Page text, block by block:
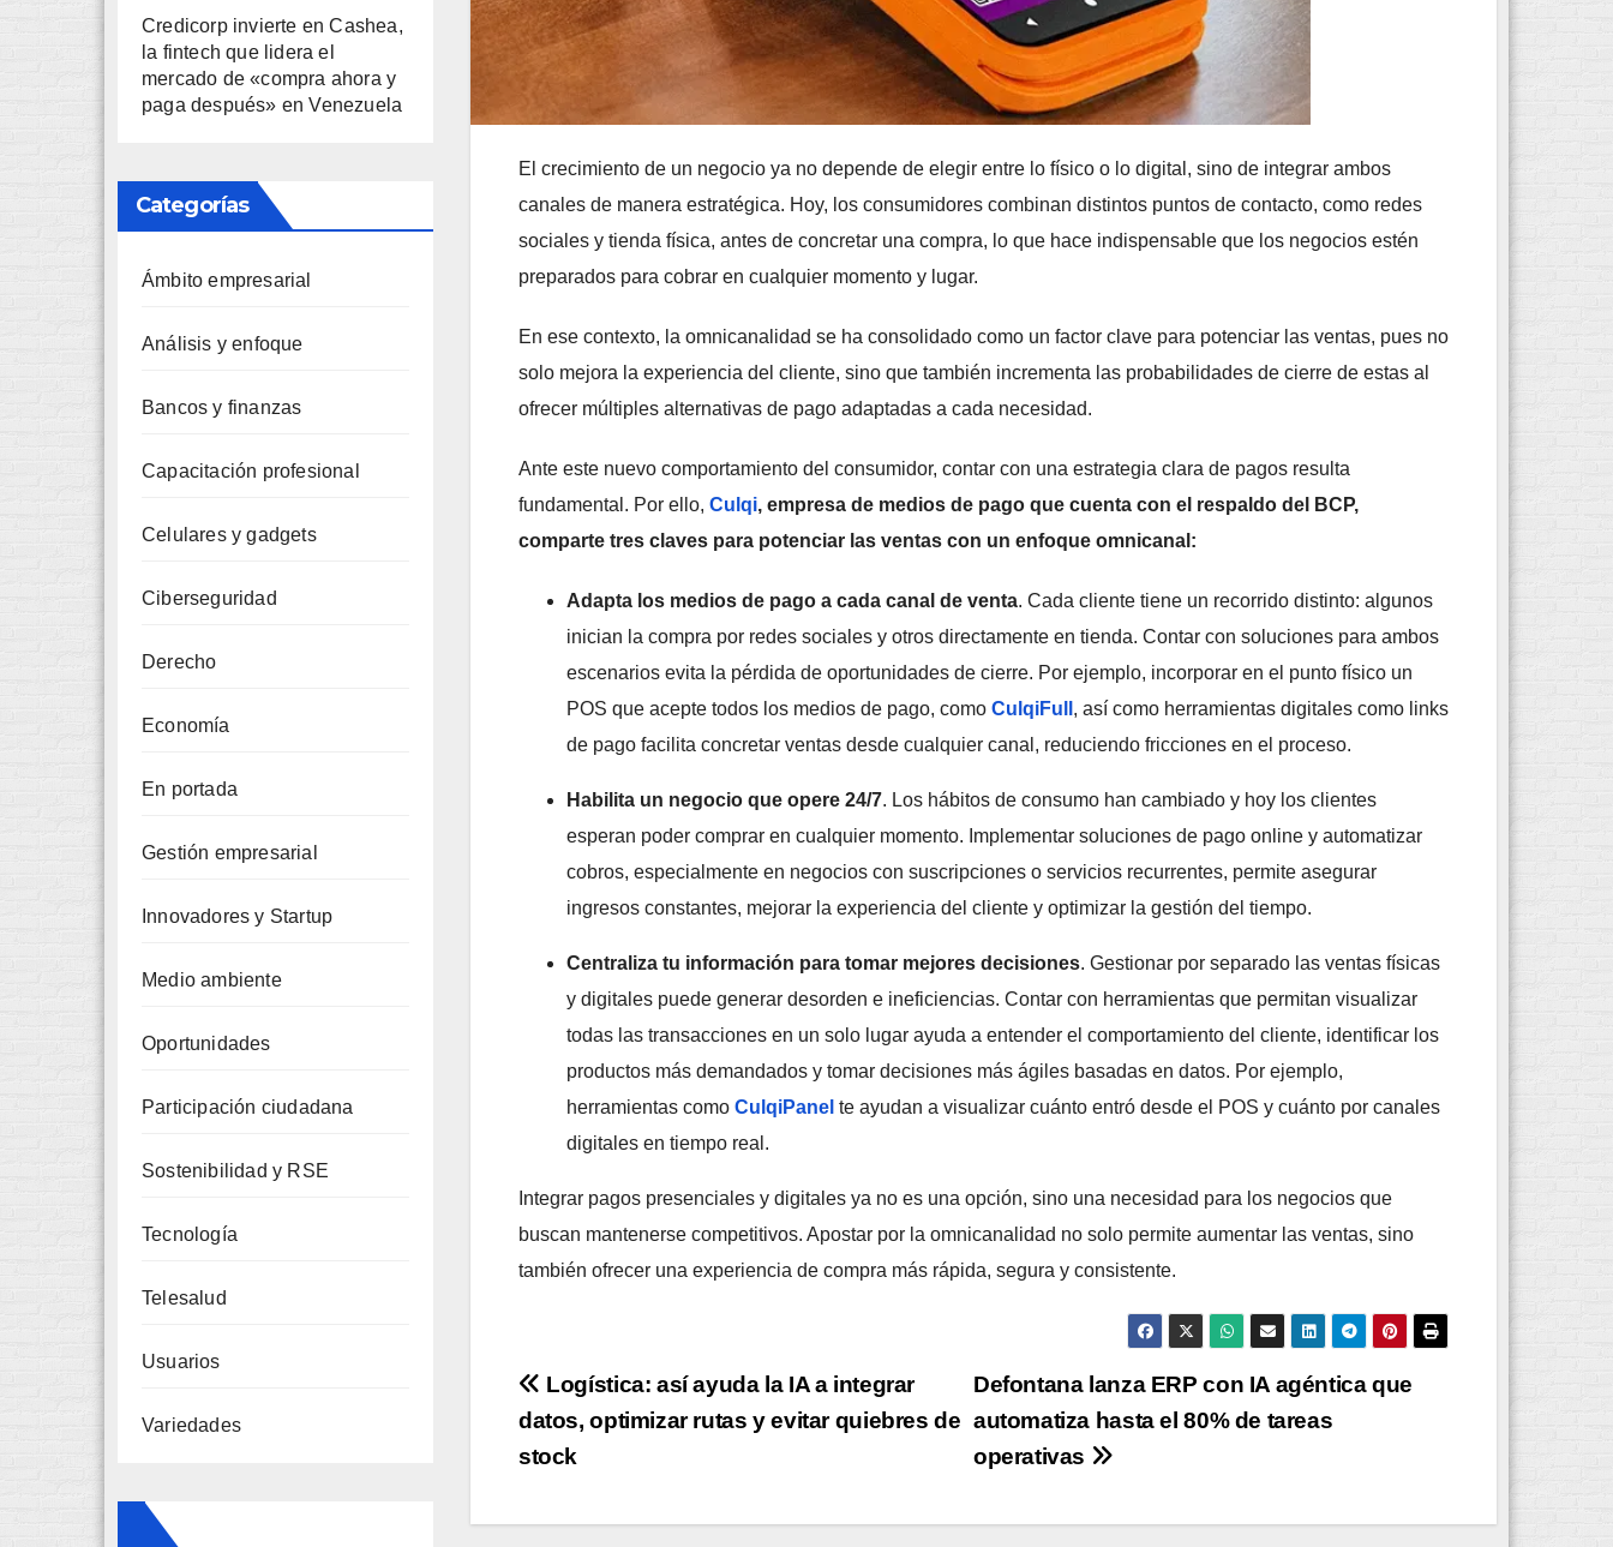
Credicorp invierte en Cashea,
la fintech que lidera el
mercado de «compra ahora y
paga después» en Venezuela
Categorías
Ámbito empresarial
Análisis y enfoque
Bancos y finanzas
Capacitación profesional
Celulares y gadgets
Ciberseguridad
Derecho
Economía
En portada
Gestión empresarial
Innovadores y Startup
Medio ambiente
Oportunidades
Participación ciudadana
Sostenibilidad y RSE
Tecnología
Telesalud
Usuarios
Variedades
El crecimiento de un negocio ya no depende de elegir entre lo físico o lo digital, sino de integrar ambos
canales de manera estratégica. Hoy, los consumidores combinan distintos puntos de contacto, como redes
sociales y tienda física, antes de concretar una compra, lo que hace indispensable que los negocios estén
preparados para cobrar en cualquier momento y lugar.
En ese contexto, la omnicanalidad se ha consolidado como un factor clave para potenciar las ventas, pues no
solo mejora la experiencia del cliente, sino que también incrementa las probabilidades de cierre de estas al
ofrecer múltiples alternativas de pago adaptadas a cada necesidad.
Ante este nuevo comportamiento del consumidor, contar con una estrategia clara de pagos resulta
fundamental. Por ello, Culqi, empresa de medios de pago que cuenta con el respaldo del BCP,
comparte tres claves para potenciar las ventas con un enfoque omnicanal:
Adapta los medios de pago a cada canal de venta. Cada cliente tiene un recorrido distinto: algunos
inician la compra por redes sociales y otros directamente en tienda. Contar con soluciones para ambos
escenarios evita la pérdida de oportunidades de cierre. Por ejemplo, incorporar en el punto físico un
POS que acepte todos los medios de pago, como CulqiFull , así como herramientas digitales como links
de pago facilita concretar ventas desde cualquier canal, reduciendo fricciones en el proceso.
Habilita un negocio que opere 24/7. Los hábitos de consumo han cambiado y hoy los clientes
esperan poder comprar en cualquier momento. Implementar soluciones de pago online y automatizar
cobros, especialmente en negocios con suscripciones o servicios recurrentes, permite asegurar
ingresos constantes, mejorar la experiencia del cliente y optimizar la gestión del tiempo.
Centraliza tu información para tomar mejores decisiones. Gestionar por separado las ventas físicas
y digitales puede generar desorden e ineficiencias. Contar con herramientas que permitan visualizar
todas las transacciones en un solo lugar ayuda a entender el comportamiento del cliente, identificar los
productos más demandados y tomar decisiones más ágiles basadas en datos. Por ejemplo,
herramientas como CulqiPanel te ayudan a visualizar cuánto entró desde el POS y cuánto por canales
digitales en tiempo real.
Integrar pagos presenciales y digitales ya no es una opción, sino una necesidad para los negocios que
buscan mantenerse competitivos. Apostar por la omnicanalidad no solo permite aumentar las ventas, sino
también ofrecer una experiencia de compra más rápida, segura y consistente.
Navegación
de
Defontana lanza ERP con IA agéntica que
automatiza hasta el 80% de tareas
operativas
Logística: así ayuda la IA a integrar
datos, optimizar rutas y evitar quiebres de
stock